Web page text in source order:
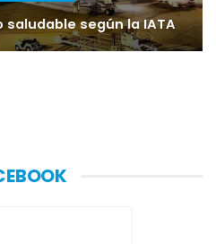
saludable según la IATA